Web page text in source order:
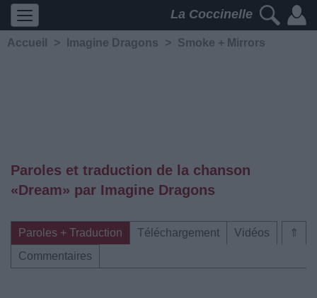
La Coccinelle
Accueil > Imagine Dragons > Smoke + Mirrors
Paroles et traduction de la chanson
«Dream» par Imagine Dragons
⇑
Paroles + Traduction Téléchargement
Vidéos
Commentaires